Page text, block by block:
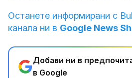
Останете информирани с
канала ни в Google News
Добави ни в
в Google